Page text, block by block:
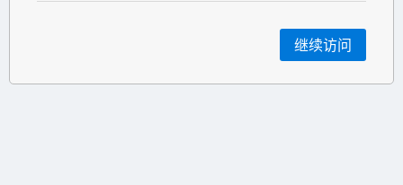
继续访问